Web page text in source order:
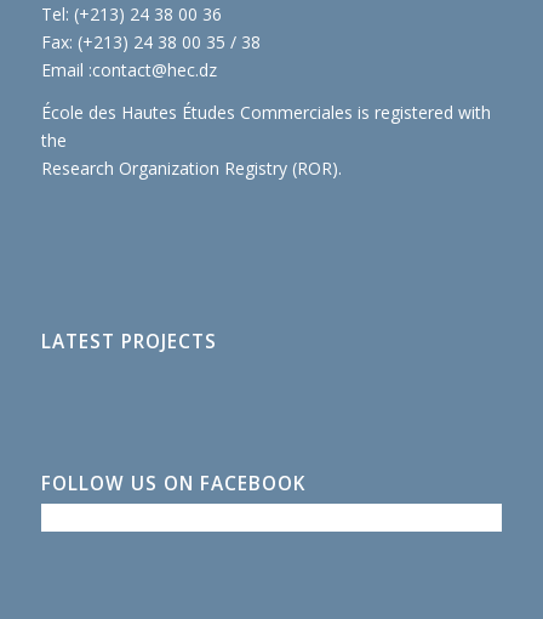
Tel: (+213) 24 38 00 36
Fax: (+213) 24 38 00 35 / 38
Email :contact@hec.dz
École des Hautes Études Commerciales is registered with
the
Research Organization Registry (ROR).
LATEST PROJECTS
FOLLOW US ON FACEBOOK